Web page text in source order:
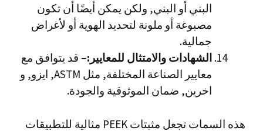
البني أو البني, ولكن يمكن أيضًا أن تكون
مصبوغة أو ملونة لتحديد الهوية أو لأغراض
جمالية.
الشهادات والامتثال للمعايير:– قد يتوافق مع
معايير الصناعة المختلفة, مثل ASTM, ايزو, و
اخرين, ضمان الموثوقية والجودة.
هذه السمات تجعل مثبتات PEEK مثالية للتطبيقات